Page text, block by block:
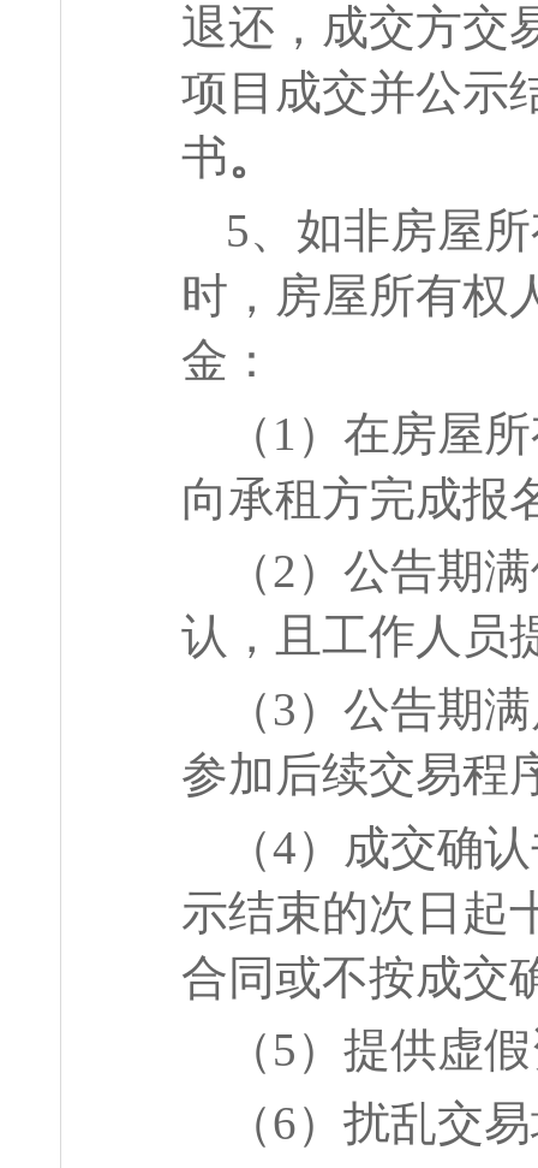
退还，成交方交
项目成交并公示
书。
5、如非房屋
时，房屋所有权
金：
（ 1 ）在房屋
向承租方完成报
（2）公告期
认，且工作人员
（3）公告期
参加后续交易程
（4）成交确
示结束的次日起
合同或不按成交
（5）提供虚
（6）扰乱交